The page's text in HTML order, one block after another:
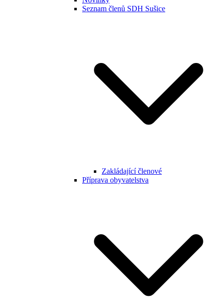
Seznam členů SDH Sušice
Zakládající členové
Příprava obyvatelstva